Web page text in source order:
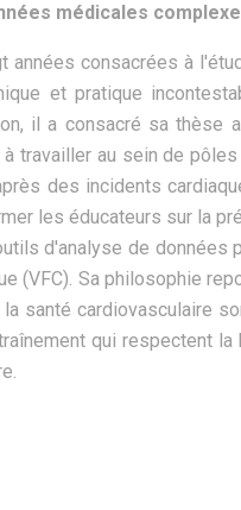
médicales
années consacrées à
et pratique
il a consacré sa thèse
à travailler au sein de
des incidents
les éducateurs sur la
d'analyse de données
(VFC). Sa philosophie
santé cardiovasculaire
qui respectent